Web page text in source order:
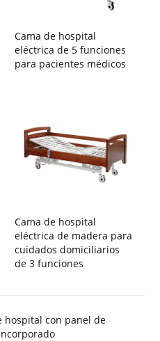
Cama de hospital
eléctrica de 5 funciones
para pacientes médicos
Cama de hospital
eléctrica de madera para
cuidados domiciliarios
de 3 funciones
hospital con panel de